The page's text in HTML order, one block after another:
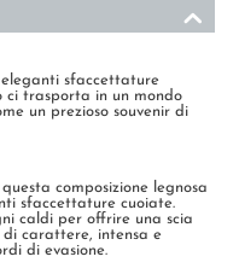
sfaccettature
ci trasporta in un mondo
un prezioso souvenir di
composizione legnosa
sfaccettature cuoiate.
caldi per offrire una scia
carattere, intensa e
di evasione.